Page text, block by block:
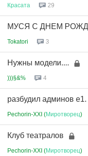
Красата 29
МУСЯ С ДНЕМ
Tokatori 3
Нужны модели....
)))§&% 4
разбудил админов е1.
Pechorin-XXI (Миротворец)
Клуб театралов
Pechorin-XXI (Миротворец)